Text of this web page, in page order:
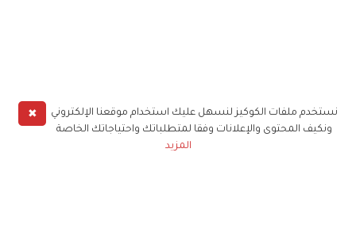
✖
نستخدم ملفات الكوكيز لنسهل عليك استخدام موقعنا الإلكتروني
ونكيف المحتوى والإعلانات وفقا لمتطلباتك واحتياجاتك الخاصة
المزيد